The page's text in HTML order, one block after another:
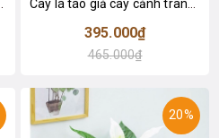
395.000₫
465.000₫
20%